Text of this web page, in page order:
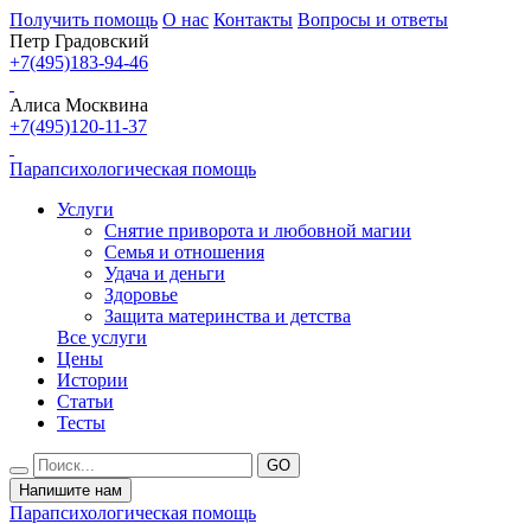
Получить помощь О нас Контакты Вопросы и ответы
Петр Градовский
+7(495)183-94-46
Алиса Москвина
+7(495)120-11-37
Парапсихологическая помощь
Услуги
Снятие приворота и любовной магии
Семья и отношения
Удача и деньги
Здоровье
Защита материнства и детства
Все услуги
Цены
Истории
Статьи
Тесты
Напишите нам
Парапсихологическая помощь